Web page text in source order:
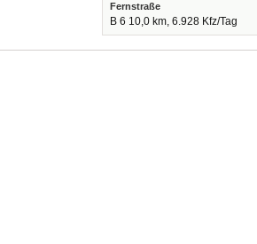
Fernstraße
B 6 10,0 km, 6.928 Kfz/Tag